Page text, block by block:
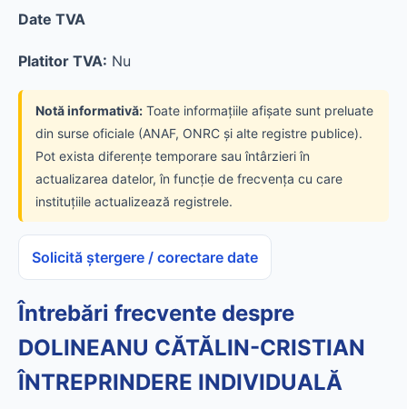
Date TVA
Platitor TVA: Nu
Notă informativă: Toate informațiile afișate sunt preluate
din surse oficiale (ANAF, ONRC și alte registre publice).
Pot exista diferențe temporare sau întârzieri în
actualizarea datelor, în funcție de frecvența cu care
instituțiile actualizează registrele.
Solicită ștergere / corectare date
Întrebări frecvente despre
DOLINEANU CĂTĂLIN-CRISTIAN
ÎNTREPRINDERE INDIVIDUALĂ